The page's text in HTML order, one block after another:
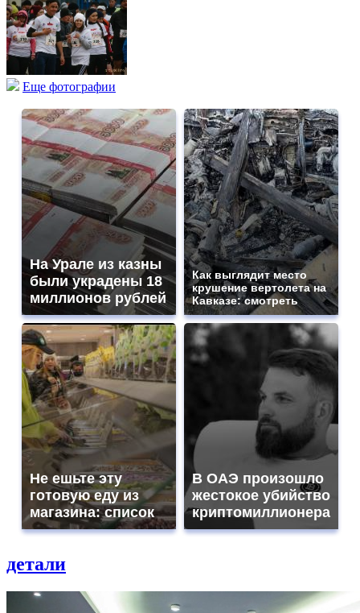
Еще фотографии
На Урале из казны
были украдены 18
миллионов рублей
Как выглядит место
крушение вертолета на
Кавказе: смотреть
Не ешьте эту
готовую еду из
магазина: список
В ОАЭ произошло
жестокое убийство
криптомиллионера
детали